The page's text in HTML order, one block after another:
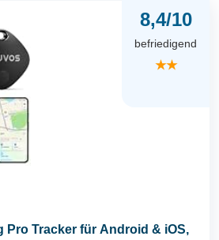
8,4/10
befriedigend
★★
Pro Tracker für Android & iOS,